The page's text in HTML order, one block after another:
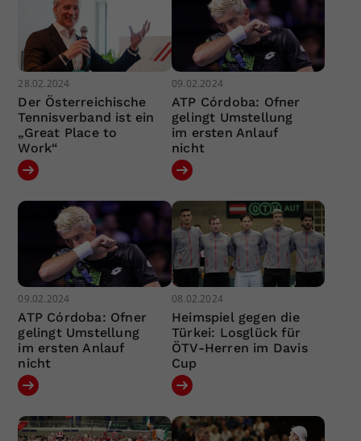
28.02.2024
Der Österreichische
Tennisverband ist ein
„Great Place to
Work“
09.02.2024
ATP Córdoba: Ofner
gelingt Umstellung
im ersten Anlauf
nicht
09.02.2024
ATP Córdoba: Ofner
gelingt Umstellung
im ersten Anlauf
nicht
08.02.2024
Heimspiel gegen die
Türkei: Losglück für
ÖTV-Herren im Davis
Cup